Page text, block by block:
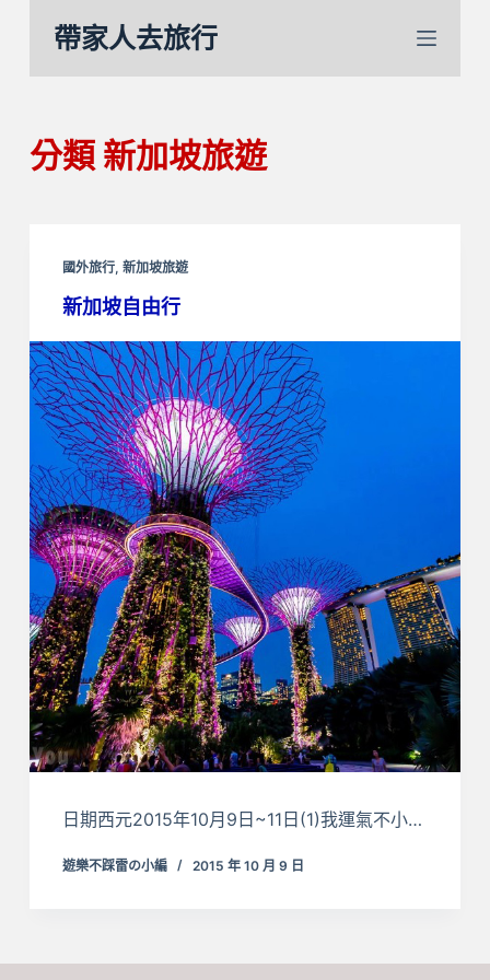
內
容
帶家人去旅行
分類新加坡旅遊
國外旅行, 新加坡旅遊
新加坡自由行
日期西元2015年10月9日~11日(1)我運氣不小…
遊樂不踩雷の小編 2015 年 10 月 9 日